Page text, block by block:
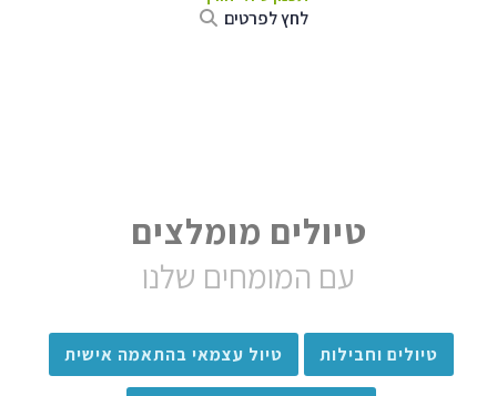
לחץ לפרטים
טיולים מומלצים
עם המומחים שלנו
טיולים וחבילות טיול עצמאי בהתאמה אישית